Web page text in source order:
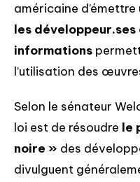
américaine
les développeur.ses
informations
l’utilisation des
Selon le sénateur
loi est de résoudre le
noire » des
divulguent